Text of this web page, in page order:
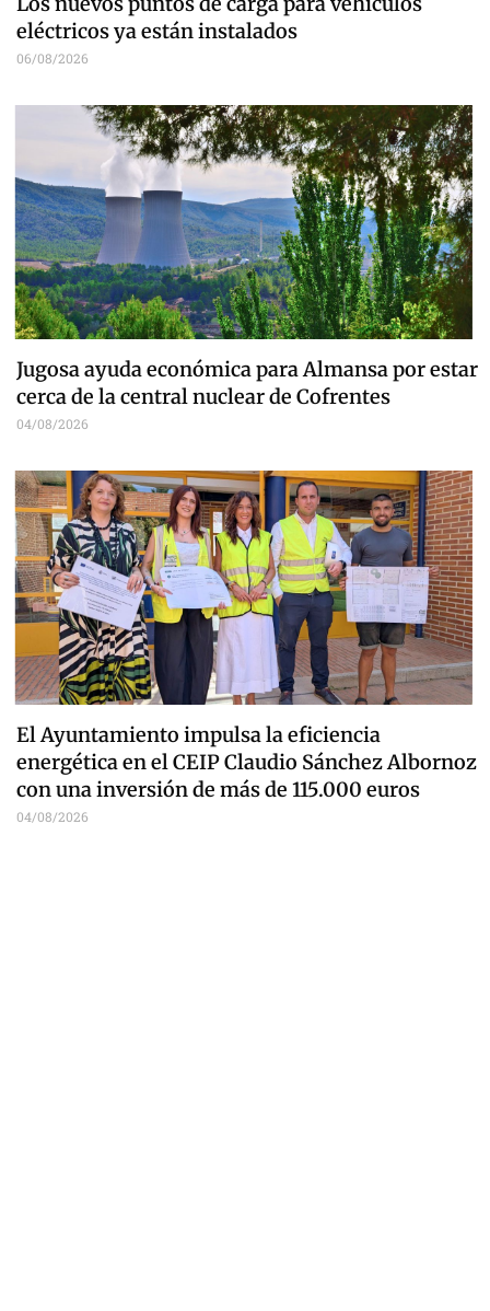
eléctricos ya están instalados
06/08/2026
Jugosa ayuda económica para Almansa por estar
cerca de la central nuclear de Cofrentes
04/08/2026
El Ayuntamiento impulsa la eficiencia
energética en el CEIP Claudio Sánchez Albornoz
con una inversión de más de 115.000 euros
04/08/2026